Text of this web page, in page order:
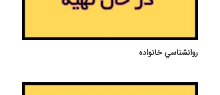
روانشناسي خانواده